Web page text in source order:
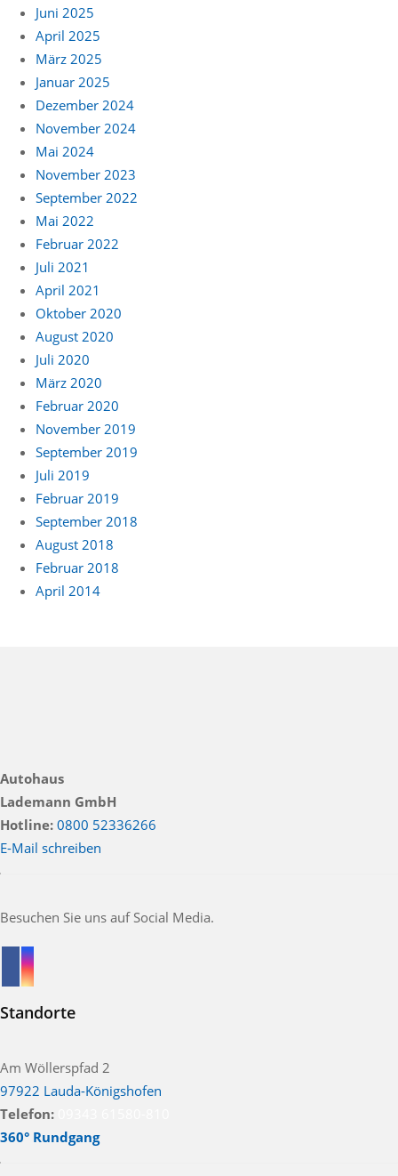
Juni 2025
April 2025
März 2025
Januar 2025
Dezember 2024
November 2024
Mai 2024
November 2023
September 2022
Mai 2022
Februar 2022
Juli 2021
April 2021
Oktober 2020
August 2020
Juli 2020
März 2020
Februar 2020
November 2019
September 2019
Juli 2019
Februar 2019
September 2018
August 2018
Februar 2018
April 2014
Autohaus
Lademann GmbH
Hotline: 0800 52336266
E-Mail schreiben
Besuchen Sie uns auf Social Media.
Standorte
Am Wöllerspfad 2
97922 Lauda-Königshofen
Telefon:
360° Rundgang